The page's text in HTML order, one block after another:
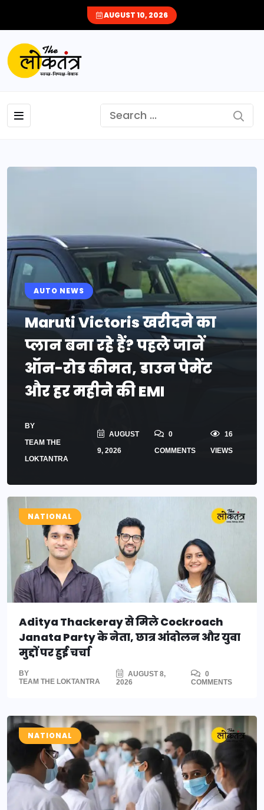
AUGUST 10, 2026
AUTO NEWS
Maruti Victoris खरीदने का
प्लान बना रहे हैं? पहले जानें
ऑन-रोड कीमत, डाउन पेमेंट
और हर महीने की EMI
BY
TEAM THE
LOKTANTRA
AUGUST
9, 2026
0
COMMENTS
16
VIEWS
NATIONAL
Aditya Thackeray से मिले Cockroach
Janata Party के नेता, छात्र आंदोलन और युवा
मुद्दों पर हुई चर्चा
BY
TEAM THE LOKTANTRA
AUGUST 8,
2026
0
COMMENTS
NATIONAL